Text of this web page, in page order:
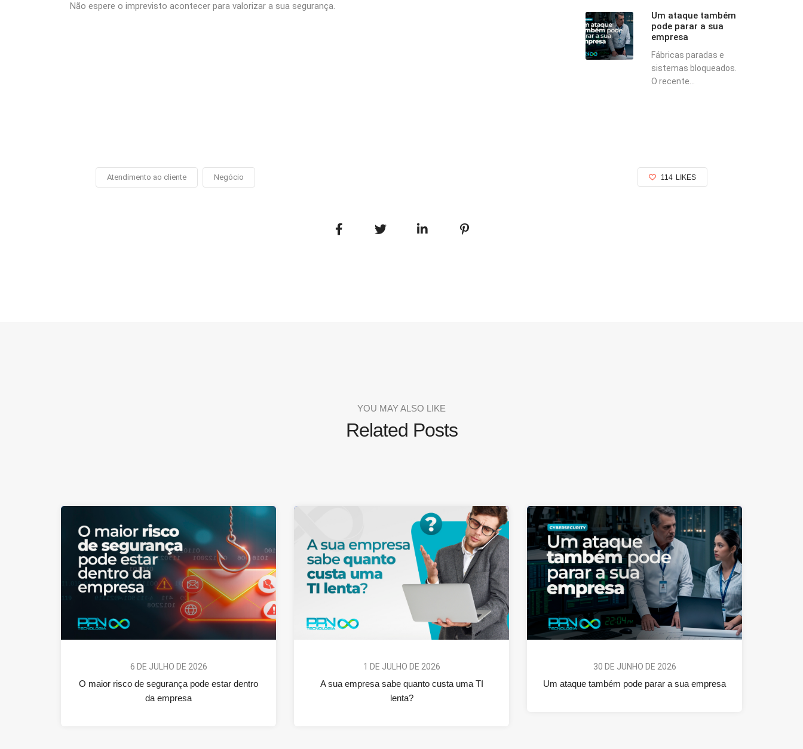
Não espere o imprevisto acontecer para valorizar a sua segurança.
Um ataque também
pode parar a sua
empresa
Fábricas paradas e
sistemas bloqueados.
O recente...
Atendimento ao cliente Negócio 114 LIKES
YOU MAY ALSO LIKE
Related Posts
6 DE JULHO DE 2026
O maior risco de segurança pode estar dentro
da empresa
1 DE JULHO DE 2026
A sua empresa sabe quanto custa uma TI
lenta?
30 DE JUNHO DE 2026
Um ataque também pode parar a sua empresa